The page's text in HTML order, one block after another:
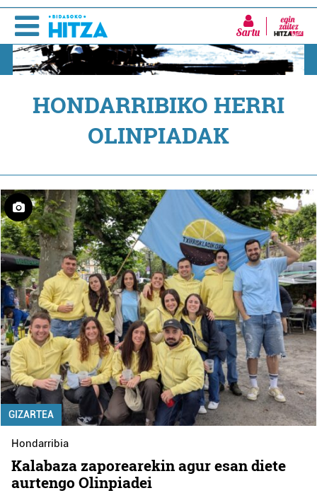
Sartu
HONDARRIBIKO HERRI
OLINPIADAK
GIZARTEA
Hondarribia
Kalabaza zaporearekin agur esan diete
aurtengo Olinpiadei